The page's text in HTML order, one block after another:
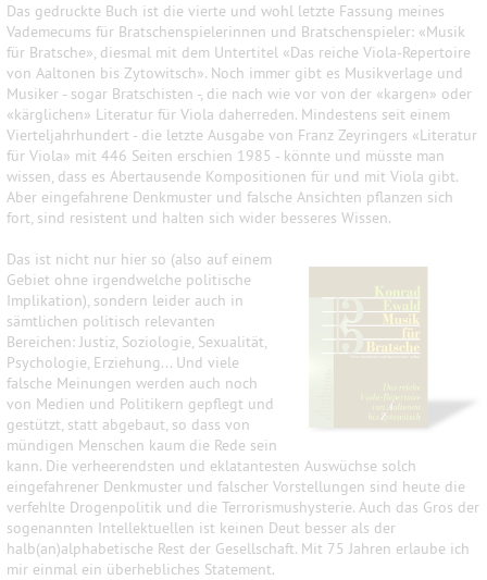
Das gedruckte Buch ist die vierte und wohl letzte Fassung meines
Vademecums für Bratschenspielerinnen und Bratschenspieler: «Musik
für Bratsche», diesmal mit dem Untertitel «Das reiche Viola-Repertoire
von Aaltonen bis Zytowitsch». Noch immer gibt es Musikverlage und
Musiker - sogar Bratschisten -, die nach wie vor von der «kargen» oder
«kärglichen» Literatur für Viola daherreden. Mindestens seit einem
Vierteljahrhundert - die letzte Ausgabe von Franz Zeyringers «Literatur
für Viola» mit 446 Seiten erschien 1985 - könnte und müsste man
wissen, dass es Abertausende Kompositionen für und mit Viola gibt.
Aber eingefahrene Denkmuster und falsche Ansichten pflanzen sich
fort, sind resistent und halten sich wider besseres Wissen.
Das ist nicht nur hier so (also auf einem
Gebiet ohne irgendwelche politische
Implikation), sondern leider auch in
sämtlichen politisch relevanten
Bereichen: Justiz, Soziologie, Sexualität,
Psychologie, Erziehung... Und viele
falsche Meinungen werden auch noch
von Medien und Politikern gepflegt und
gestützt, statt abgebaut, so dass von
mündigen Menschen kaum die Rede sein
kann. Die verheerendsten und eklatantesten Auswüchse solch
eingefahrener Denkmuster und falscher Vorstellungen sind heute die
verfehlte Drogenpolitik und die Terrorismushysterie. Auch das Gros der
sogenannten Intellektuellen ist keinen Deut besser als der
halb(an)alphabetische Rest der Gesellschaft. Mit 75 Jahren erlaube ich
mir einmal ein überhebliches Statement.